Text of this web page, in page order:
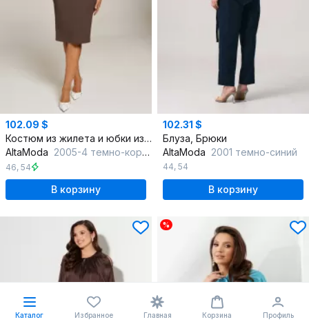
102.09 $
Костюм из жилета и юбки из искусственной замши, классика
AltaModa 2005-4 темно-коричневый
46, 54
В корзину
102.31 $
Блуза, Брюки
AltaModa 2001 темно-синий
44, 54
В корзину
%
Каталог Избранное Главная Корзина Профиль